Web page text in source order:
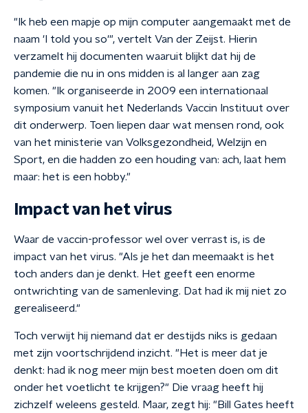
"Ik heb een mapje op mijn computer aangemaakt met de
naam 'I told you so'", vertelt Van der Zeijst. Hierin
verzamelt hij documenten waaruit blijkt dat hij de
pandemie die nu in ons midden is al langer aan zag
komen. "Ik organiseerde in 2009 een internationaal
symposium vanuit het Nederlands Vaccin Instituut over
dit onderwerp. Toen liepen daar wat mensen rond, ook
van het ministerie van Volksgezondheid, Welzijn en
Sport, en die hadden zo een houding van: ach, laat hem
maar: het is een hobby."
Impact van het virus
Waar de vaccin-professor wel over verrast is, is de
impact van het virus. "Als je het dan meemaakt is het
toch anders dan je denkt. Het geeft een enorme
ontwrichting van de samenleving. Dat had ik mij niet zo
gerealiseerd."
Toch verwijt hij niemand dat er destijds niks is gedaan
met zijn voortschrijdend inzicht. "Het is meer dat je
denkt: had ik nog meer mijn best moeten doen om dit
onder het voetlicht te krijgen?" Die vraag heeft hij
zichzelf weleens gesteld. Maar, zegt hij: "Bill Gates heeft